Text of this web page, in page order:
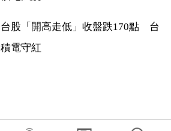
台股「開高走低」收盤跌170點 台
積電守紅